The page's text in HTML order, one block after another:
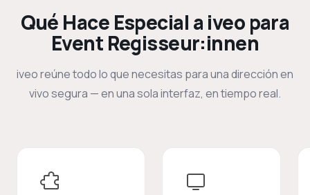
Qué Hace Especial a iveo para
Event Regisseur:innen
iveo reúne todo lo que necesitas para una dirección en
vivo segura — en una sola interfaz, en tiempo real.